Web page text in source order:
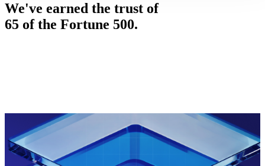
We've earned the trust of
65 of the Fortune 500.